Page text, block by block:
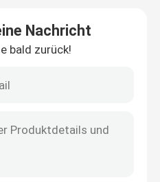
Gang
Steuerung
Nachricht
bald zurück!